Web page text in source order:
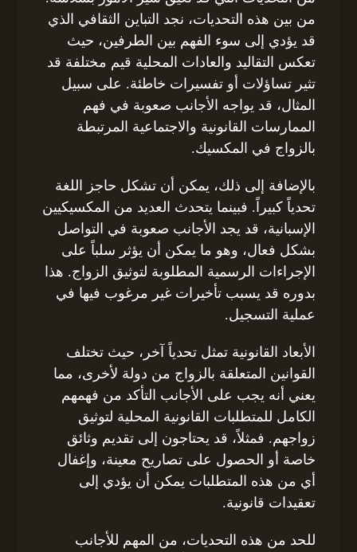
من بين هذه التحديات، نجد التباين الثقافي الذي
قد يؤدي إلى سوء الفهم بين الطرفين، حيث
تعكس التقاليد والعادات المحلية قيم مختلفة قد
تثير تساؤلات أو تفسيرات خاطئة. على سبيل
المثال، قد يواجه الأجانب صعوبة في فهم
الممارسات القانونية والاجتماعية المرتبطة
بالزواج في المكسيك.
بالإضافة إلى ذلك، يمكن أن تشكل حاجز اللغة
تحدياً كبيراً. فبينما يتحدث العديد من المكسيكيين
الإسبانية، قد يجد الأجانب صعوبة في التواصل
بشكل فعال، وهو ما يمكن أن يؤثر سلباً على
الإجراءات الرسمية المطلوبة لتوثيق الزواج. هذا
بدوره قد يسبب تأخيرات غير مرغوب فيها في
عملية التسجيل.
الأبعاد القانونية تمثل تحدياً آخر، حيث تختلف
القوانين المتعلقة بالزواج من دولة لأخرى، مما
يعني أنه يجب على الأجانب التأكد من فهمهم
الكامل للمتطلبات القانونية المحلية لتوثيق
زواجهم. فمثلاً، قد يحتاجون إلى تقديم وثائق
خاصة أو الحصول على تصاريح معينة، وإغفال
أي من هذه المتطلبات يمكن أن يؤدي إلى
تعقيدات قانونية.
للحد من هذه التحديات، من المهم للأجانب